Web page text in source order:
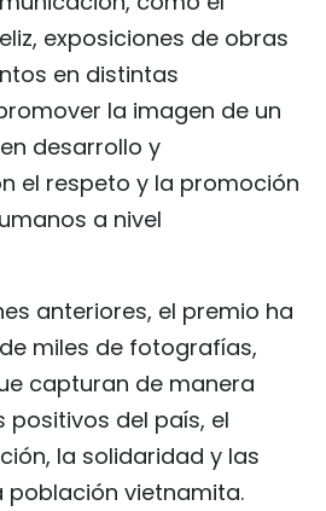
exposiciones de obras
en distintas
la imagen de un
desarrollo y
el respeto y la promoción
a nivel
anteriores, el premio ha
miles de fotografías,
capturan de manera
del país, el
la solidaridad y las
población vietnamita.